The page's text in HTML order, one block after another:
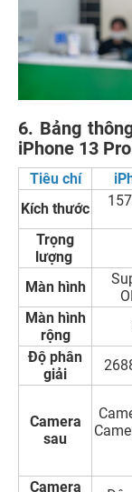
6. Bảng
iPhone 13
Tiêu chí
Kích thước
Trọng
lượng
Màn hình
Màn hình
rộng
Độ phân
giải
Camera
sau
Camera